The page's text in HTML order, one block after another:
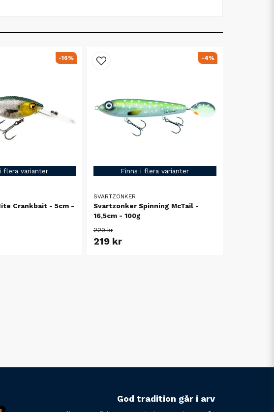
flera varianter
Crankbait - 5cm -
-16%
Finns i flera varianter
SVARTZONKER
Svartzonker Spinning McTail -
16,5cm - 100g
229 kr
219 kr
-4%
God tradition går i arv